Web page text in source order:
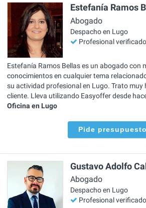
Estefanía Ramos
Abogado
Despacho en Lugo
Profesional verificado
Estefanía Ramos Bellas es un abogado con
conocimientos en cualquier tema
su actividad profesional en Lugo. Trato muy
cliente. Lleva utilizando Easyoffer desde
Oficina en Lugo
Pide presupuesto
Gustavo Adolfo
Abogado
Despacho en Lugo
Profesional verificado